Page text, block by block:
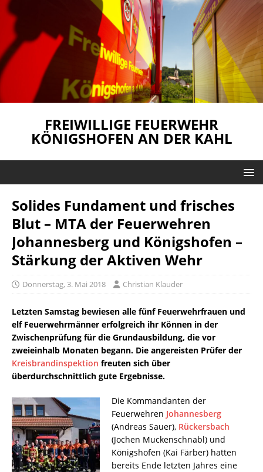
FREIWILLIGE FEUERWEHR
KÖNIGSHOFEN AN DER KAHL
Solides Fundament und frisches
Blut – MTA der Feuerwehren
Johannesberg und Königshofen –
Stärkung der Aktiven Wehr
Donnerstag, 3. Mai 2018 Christian Klauder
Letzten Samstag bewiesen alle fünf Feuerwehrfrauen und
elf Feuerwehrmänner erfolgreich ihr Können in der
Zwischenprüfung für die Grundausbildung, die vor
zweieinhalb Monaten begann. Die angereisten Prüfer der
Kreisbrandinspektion freuten sich über
überdurchschnittlich gute Ergebnisse.
Die Kommandanten der
Feuerwehren Johannesberg
(Andreas Sauer), Rückersbach
(Jochen Muckenschnabl) und
Königshofen (Kai Färber) hatten
bereits Ende letzten Jahres eine